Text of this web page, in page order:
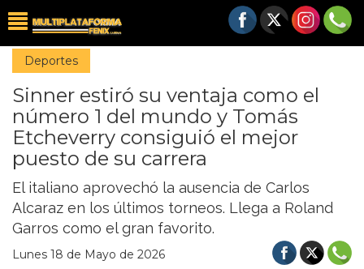
Deportes
Sinner estiró su ventaja como el
número 1 del mundo y Tomás
Etcheverry consiguió el mejor
puesto de su carrera
El italiano aprovechó la ausencia de Carlos
Alcaraz en los últimos torneos. Llega a Roland
Garros como el gran favorito.
Lunes 18 de Mayo de 2026